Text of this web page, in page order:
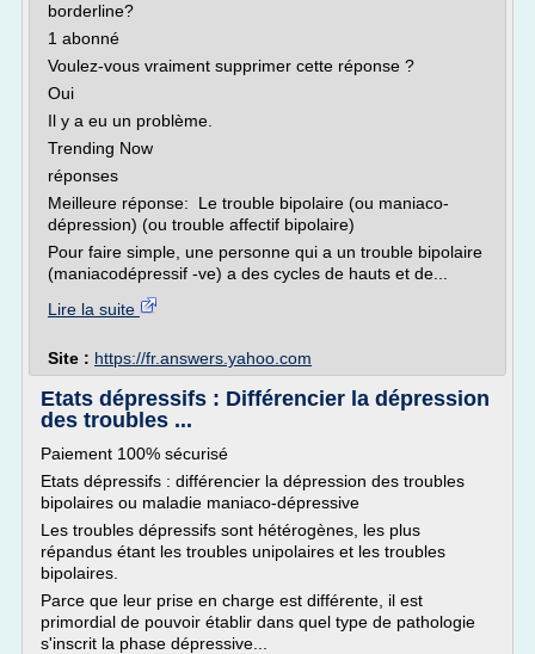
borderline?
1 abonné
Voulez-vous vraiment supprimer cette réponse ?
Oui
Il y a eu un problème.
Trending Now
réponses
Meilleure réponse: Le trouble bipolaire (ou maniaco-
dépression) (ou trouble affectif bipolaire)
Pour faire simple, une personne qui a un trouble bipolaire
(maniacodépressif -ve) a des cycles de hauts et de...
Lire la suite
Site : https://fr.answers.yahoo.com
Etats dépressifs : Différencier la dépression
des troubles ...
Paiement 100% sécurisé
Etats dépressifs : différencier la dépression des troubles
bipolaires ou maladie maniaco-dépressive
Les troubles dépressifs sont hétérogènes, les plus
répandus étant les troubles unipolaires et les troubles
bipolaires.
Parce que leur prise en charge est différente, il est
primordial de pouvoir établir dans quel type de pathologie
s'inscrit la phase dépressive...